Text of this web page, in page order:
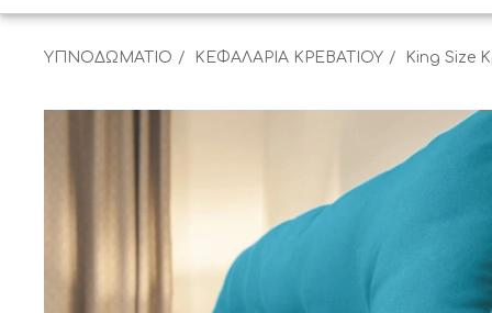
ΥΠΝΟΔΩΜΑΤΙΟ ΚΕΦΑΛΑΡΙΑ ΚΡΕΒΑΤΙΟΥ King Size